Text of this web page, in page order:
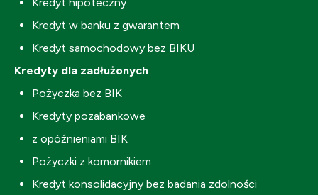
Kredyt w banku z gwarantem
Kredyt samochodowy bez BIKU
Kredyty dla zadłużonych
Pożyczka bez BIK
Kredyty pozabankowe
z opóźnieniami BIK
Pożyczki z komornikiem
Kredyt konsolidacyjny bez badania zdolności